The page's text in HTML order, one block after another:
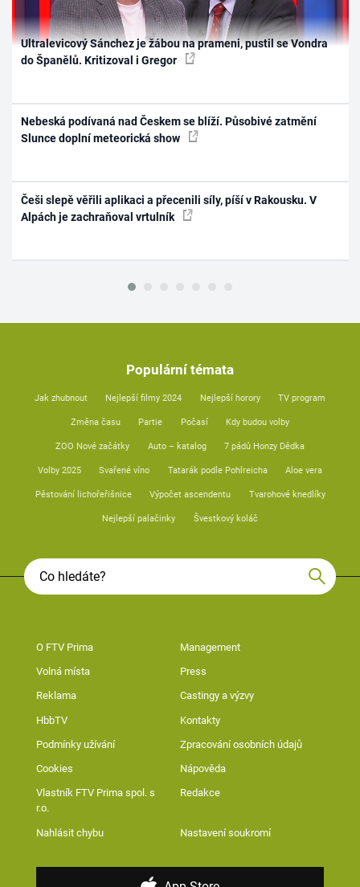
Ultralevicový Sánchez je žábou na prameni, pustil se Vondra
do Španělů. Kritizoval i Gregor
Nebeská podívaná nad Českem se blíží. Působivé zatmění
Slunce doplní meteorická show
Češi slepě věřili aplikaci a přecenili síly, píší v Rakousku. V
Alpách je zachraňoval vrtulník
Populární témata
Jak zhubnout Nejlepší filmy 2024 Nejlepší horory TV program
Změna času Partie Počasí Kdy budou volby
ZOO Nové začátky Auto – katalog 7 pádů Honzy Dědka
Volby 2025 Svařené víno Tatarák podle Pohlreicha Aloe vera
Pěstování lichořeřišnice Výpočet ascendentu Tvarohové knedlíky
Nejlepší palačinky Švestkový koláč
O FTV Prima Management
Volná místa Press
Reklama Castingy a výzvy
HbbTV Kontakty
Podmínky užívání Zpracování osobních údajů
Cookies Nápověda
Vlastník FTV Prima spol. s
r.o.
Redakce
Nahlásit chybu Nastavení soukromí